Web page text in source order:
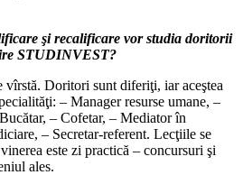
şi recalificare vor studia doritorii
STUDINVEST?
vîrstă. Doritori sunt diferiţi, iar aceştea
– Manager resurse umane, –
– Cofetar, – Mediator în
– Secretar-referent. Lecţiile se
este zi practică – concursuri şi
ales.